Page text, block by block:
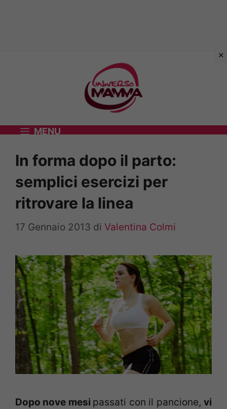
MENU
In forma dopo il parto:
semplici esercizi per
ritrovare la linea
17 Gennaio 2013 di Valentina Colmi
Dopo nove mesi passati con il pancione,vi